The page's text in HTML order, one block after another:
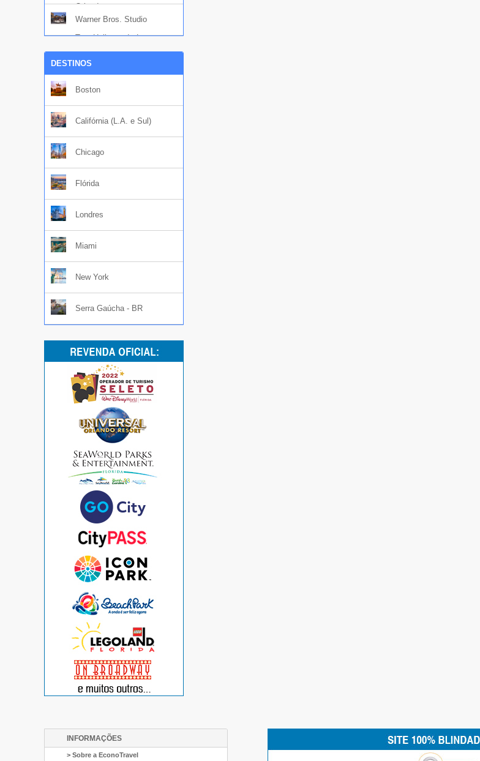
Orlando
Warner Bros. Studio
Tour Hollywood - Los
DESTINOS
Boston
Califórnia (L.A. e Sul)
Chicago
Flórida
Londres
Miami
New York
Serra Gaúcha - BR
INFORMAÇÕES
> Sobre a EconoTravel